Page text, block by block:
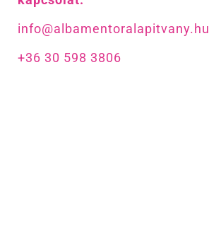
info@albamentoralapitvany.hu
+36 30 598 3806